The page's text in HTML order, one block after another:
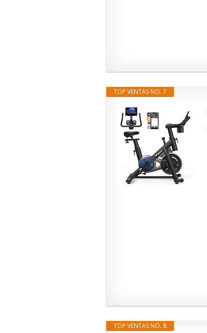
TOP VENTAS NO. 7
TOP VENTAS NO. 8